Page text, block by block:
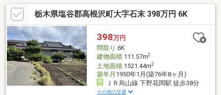
ています。■家族間のコミュニケーションが生まれるリビング階
段が採用されています。■リビング収納、WIC、廊下物入など、室
内随所に収納スペース有り。■緑豊かな宝積寺エリアに整備され
た大型分譲地内。子育て世帯にもおすすめの住環境です。■周辺
環境・スーパーオータニ高根沢店 徒歩8分(約600m)・高根沢郵
便局 徒歩5分(約400m)・光陽台のびのび公園 徒歩5分(約350m)
栃木県塩谷郡高根沢町大字石末 398万円 6K
398万円
間取り 6K
建物面積111.57m2
土地面積1521.44m2
築年月 1950年1月(築76年8ヶ月)
ＪＲ烏山線 下野花岡駅 徒歩38分
その他の交通